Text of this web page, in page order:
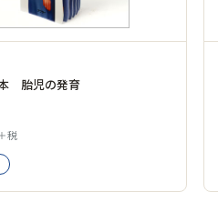
胎児の発育
税